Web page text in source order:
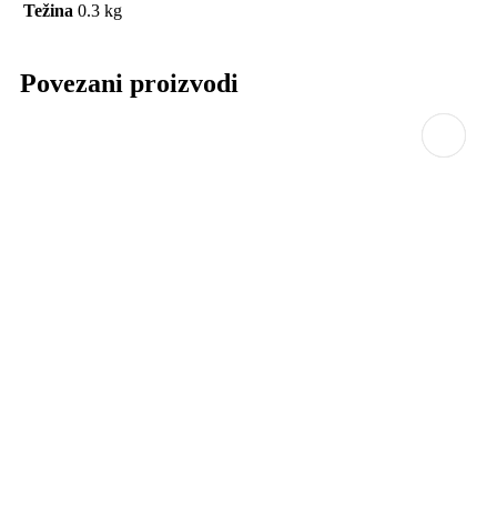
Težina 0.3 kg
Povezani proizvodi